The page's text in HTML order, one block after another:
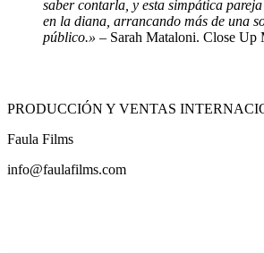
saber contarla, y esta simpática
en la diana, arrancando más de una
público.» – Sarah Mataloni. Close Up
PRODUCCIÓN Y VENTAS
Faula Films
info@faulafilms.com